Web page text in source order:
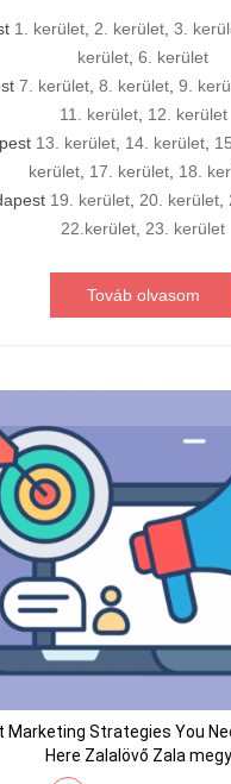
1. kerület, 2. kerület, 3.
kerület, 6. kerület
7. kerület, 8. kerület, 9.
11. kerület, 12. kerület
13. kerület, 14. kerület,
kerület, 17. kerület, 18.
19. kerület, 20. kerület,
22.kerület, 23. kerület
Továb olvasom
Marketing Strategies You
Here Zalalövő Zala